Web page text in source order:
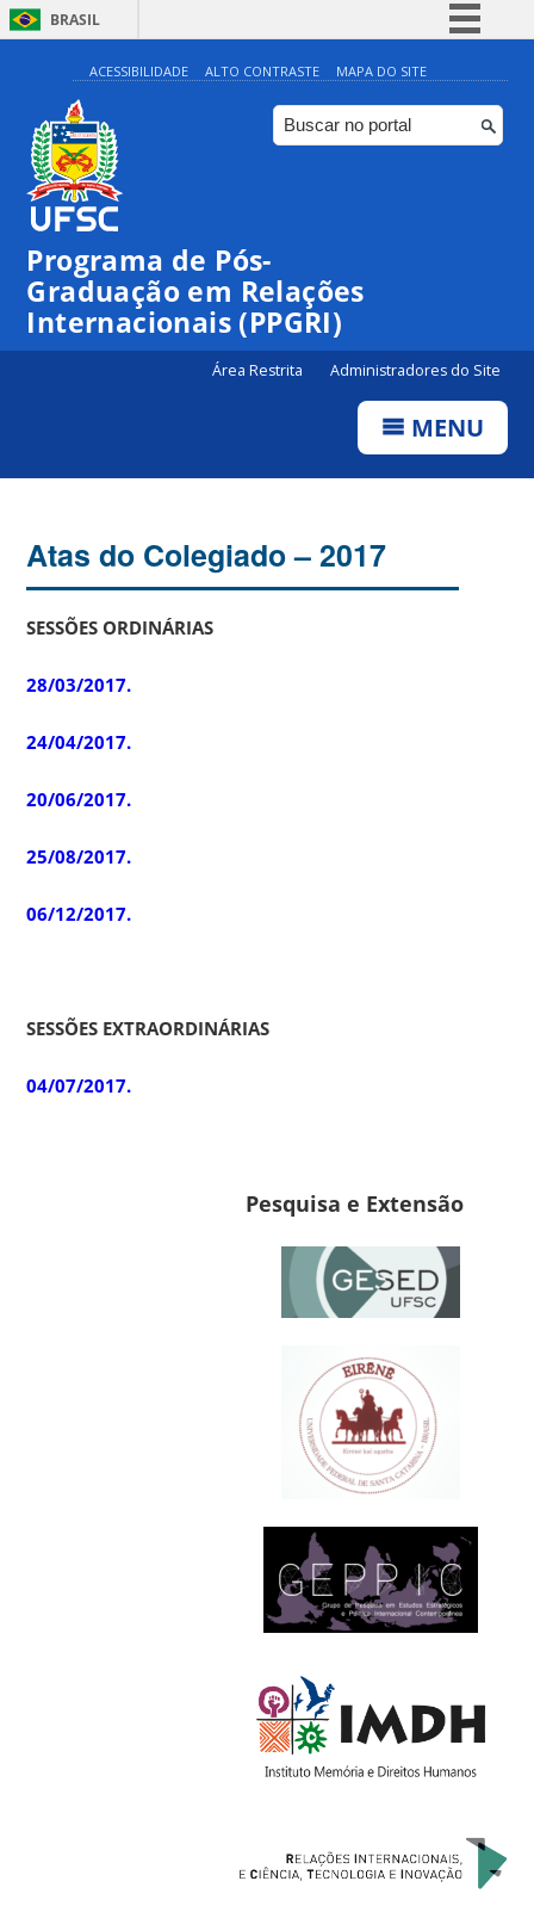
BRASIL
Simplifique!
Comunica BR
Participe
ACESSIBILIDADE ALTO CONTRASTE MAPA DO SITE
Programa de Pós-
Graduação em Relações
Internacionais (PPGRI)
Área Restrita Administradores do Site
MENU
Atas do Colegiado – 2017
SESSÕES ORDINÁRIAS
28/03/2017.
24/04/2017.
20/06/2017.
25/08/2017.
06/12/2017.
SESSÕES EXTRAORDINÁRIAS
04/07/2017.
Pesquisa e Extensão